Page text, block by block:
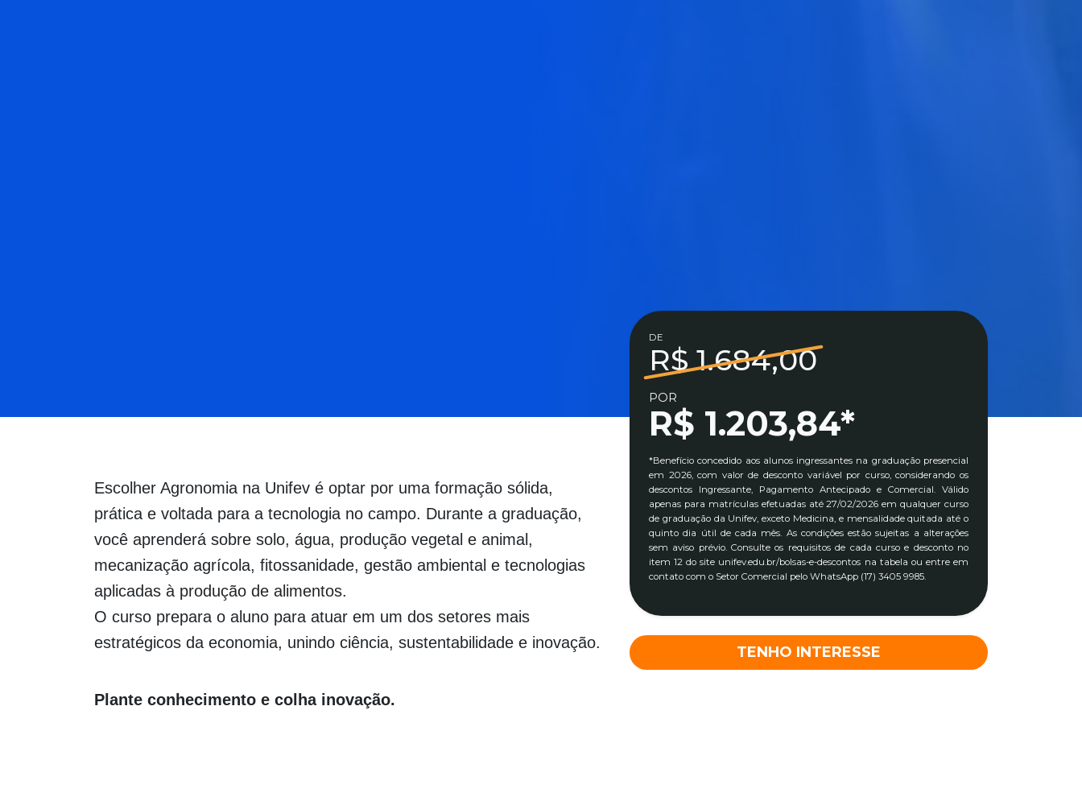
DE
R$ 1.684,00
POR
R$ 1.203,84*
*Benefício concedido aos alunos ingressantes na graduação presencial
em 2026, com valor de desconto variável por curso, considerando os
descontos Ingressante, Pagamento Antecipado e Comercial. Válido
apenas para matrículas efetuadas até 27/02/2026 em qualquer curso
de graduação da Unifev, exceto Medicina, e mensalidade quitada até o
quinto dia útil de cada mês. As condições estão sujeitas a alterações
sem aviso prévio. Consulte os requisitos de cada curso e desconto no
item 12 do site unifev.edu.br/bolsas-e-descontos na tabela ou entre em
contato com o Setor Comercial pelo WhatsApp (17) 3405 9985.
TENHO INTERESSE
Escolher Agronomia na Unifev é optar por uma formação sólida,
prática e voltada para a tecnologia no campo. Durante a graduação,
você aprenderá sobre solo, água, produção vegetal e animal,
mecanização agrícola, fitossanidade, gestão ambiental e tecnologias
aplicadas à produção de alimentos.
O curso prepara o aluno para atuar em um dos setores mais
estratégicos da economia, unindo ciência, sustentabilidade e inovação.
Plante conhecimento e colha inovação.